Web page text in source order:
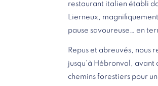
restaurant italien établi
Lierneux,
pause savoureuse… en
Repus et abreuvés, nous
jusqu’à Hébronval,
chemins forestiers pour